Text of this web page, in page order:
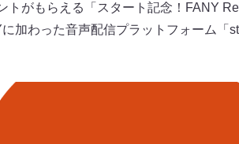
トがもらえる「スタート記念！FANY
加わった音声配信プラットフォーム「